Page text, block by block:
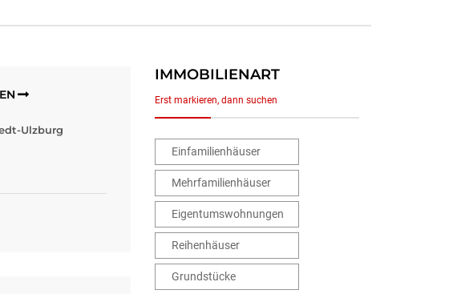
Ulzburg
IMMOBILIENART
Erst markieren, dann suchen
Einfamilienhäuser
Mehrfamilienhäuser
Eigentumswohnungen
Reihenhäuser
Grundstücke